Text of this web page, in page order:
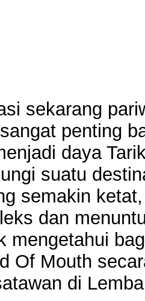
sekarang
penting
daya
suatu
semakin
dan
mengetahui
Of Mouth
di